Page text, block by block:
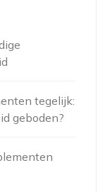
tegelijk:
geboden?